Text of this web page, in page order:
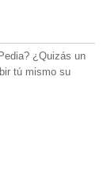
¿Quizás un
tú mismo su